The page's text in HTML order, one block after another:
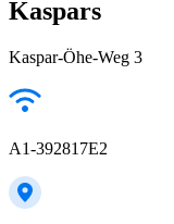
Kaspars
Kaspar-Öhe-Weg 3
A1-392817E2